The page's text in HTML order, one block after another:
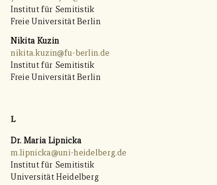
Institut für Semitistik
Freie Universität Berlin
Nikita Kuzin
nikita.kuzin@fu-berlin.de
Institut für Semitistik
Freie Universität Berlin
L
Dr. Maria Lipnicka
m.lipnicka@uni-heidelberg.de
Institut für Semitistik
Universität Heidelberg